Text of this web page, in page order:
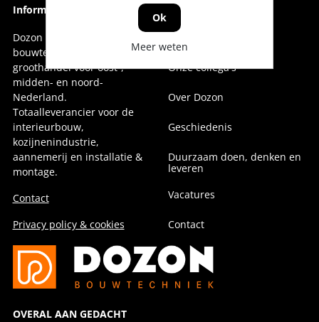
Informatie
Dozon Bouwtechniek is dé
bouwtechnische
groothandel voor oost-,
midden- en noord-
Nederland.
Totaalleverancier voor de
interieurbouw,
kozijnenindustrie,
aannemerij en installatie &
montage.
Contact
Privacy policy & cookies
OVERAL AAN GEDACHT
Informatie
Onze collega's
Over Dozon
Geschiedenis
Duurzaam doen, denken en
leveren
Vacatures
Contact
Ok
Meer weten